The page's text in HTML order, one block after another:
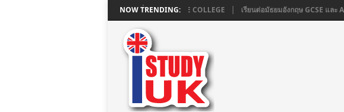
NOW TRENDING:
กฤษ GCSE และ A LEVEL ใน LONDON ที่ ASHBOURNE COLLEGE เรียนต่อมัธยมอังกฤษ GCSE และ A